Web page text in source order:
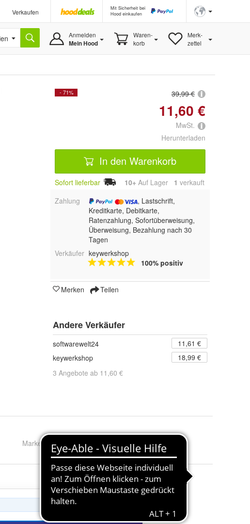
Verkaufen
Mit Sicherheit bei
Hood einkaufen
Anmelden
Mein Hood
Waren-
korb
Merk-
zettel
- 71% 39,99 €
11,60 €
MwSt.
Herunterladen
In den Warenkorb
Sofort lieferbar 10+ Auf Lager 1 verkauft
Zahlung
, Lastschrift,
Kreditkarte, Debitkarte,
Ratenzahlung, Sofortüberweisung,
Überweisung, Bezahlung nach 30
Tagen
Verkäufer keywerkshop
100% positiv
Merken Teilen
Andere Verkäufer
softwarewelt24
11,61 €
keywerkshop
18,99 €
3 Angebote ab 11,60 €
Marke: Microsoft